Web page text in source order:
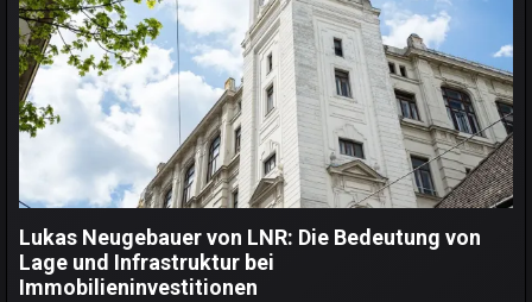
Lukas Neugebauer von LNR: Die Bedeutung von
Lage und Infrastruktur bei
Immobilieninvestitionen